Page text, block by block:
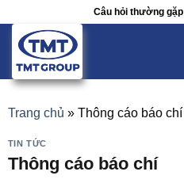
content
Câu hỏi thường gặp
Trang chủ » Thông cáo báo chí
TIN TỨC
Thông cáo báo chí